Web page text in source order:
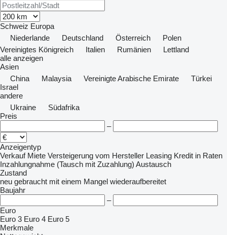
Schweiz Europa
Niederlande
Deutschland Österreich
Polen
Vereinigtes Königreich
Italien Rumänien
Lettland
alle anzeigen
Asien
China
Malaysia Vereinigte Arabische Emirate
Türkei
Israel
andere
Ukraine
Südafrika
Preis
–
Anzeigentyp
Verkauf Miete Versteigerung vom Hersteller Leasing Kredit in Raten
Inzahlungnahme (Tausch mit Zuzahlung) Austausch
Zustand
neu gebraucht mit einem Mangel wiederaufbereitet
Baujahr
–
Euro
Euro 3 Euro 4 Euro 5
Merkmale